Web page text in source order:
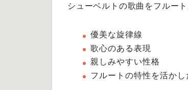
シューベルトの歌曲をフルー
優美な旋律線
歌心のある表現
親しみやすい性格
フルートの特性を活かし